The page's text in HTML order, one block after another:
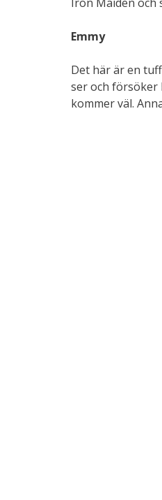
Emmy
Det här är en
ser och försöker
kommer väl.